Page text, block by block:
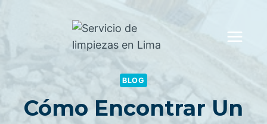
BLOG
Cómo Encontrar Un